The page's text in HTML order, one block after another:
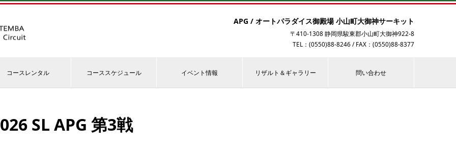
APG / オートパラダイス御殿場 小山町大御神サーキット
〒410-1308 静岡県駿東郡小山町大御神922-8
TEL：(0550)88-8246 / FAX：(0550)88-8377
コースレンタル コーススケジュール イベント情報 リザルト＆ギャラリー 問い合わせ
SL APG 第3戦